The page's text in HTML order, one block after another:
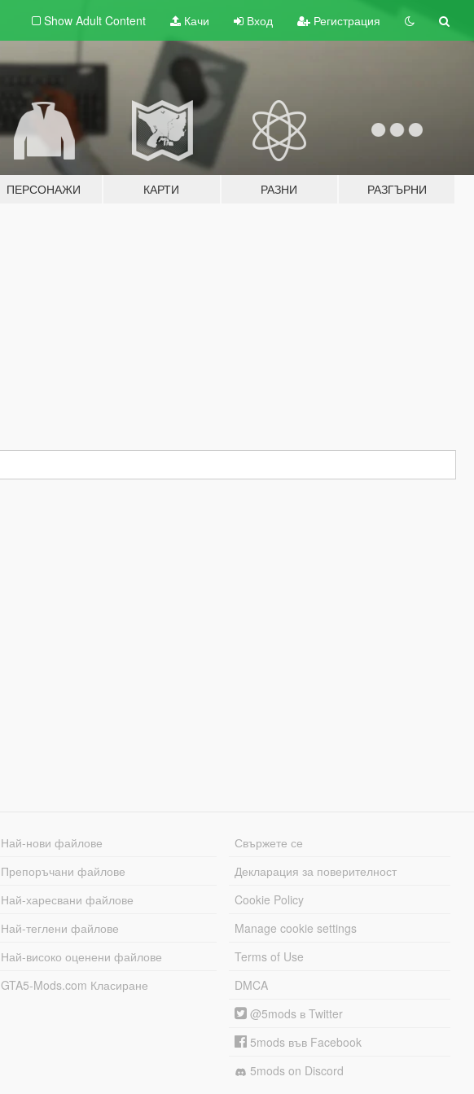
Show Adult Content Качи Вход Регистрация
ПЕРСОНАЖИ КАРТИ РАЗНИ РАЗГЪРНИ
Най-нови файлове
Препоръчани файлове
Най-харесвани файлове
Най-теглени файлове
Най-високо оценени файлове
GTA5-Mods.com Класиране
Свържете се
Декларация за поверителност
Cookie Policy
Manage cookie settings
Terms of Use
DMCA
@5mods в Twitter
5mods във Facebook
5mods on Discord